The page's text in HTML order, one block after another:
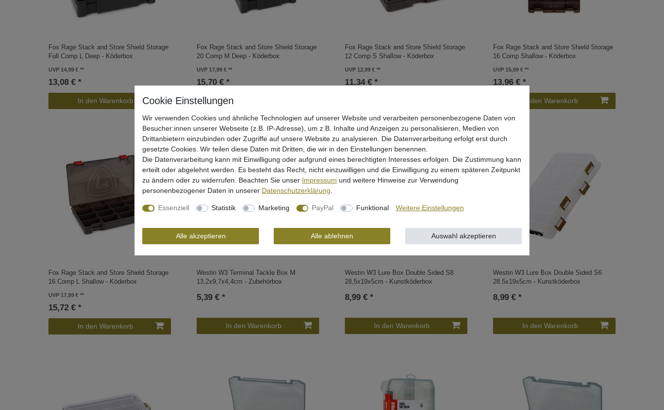
Fox Rage Stack and Store Shield Storage
Full Comp L Deep - Köderbox
UVP 14,99 €
13,08 € *
In den Warenkorb
Fox Rage Stack and Store Shield Storage
20 Comp M Deep - Köderbox
UVP 17,99 €
15,70 € *
In den Warenkorb
Fox Rage Stack and Store Shield Storage
12 Comp S Shallow - Köderbox
UVP 12,99 €
11,34 € *
Fox Rage Stack and Store Shield Storage
16 Comp Shallow - Köderbox
UVP 15,99 €
13,96 € *
In den Warenkorb
Fox Rage Stack and Store Shield Storage
16 Comp L Shallow - Köderbox
UVP 17,99 €
15,72 € *
In den Warenkorb
Westin W3 Terminal Tackle Box M
13,2x9,7x4,4cm - Zubehörbox
5,39 € *
In den Warenkorb
Westin W3 Lure Box Double Sided S8
28,5x19x5cm - Kunstköderbox
8,99 € *
In den Warenkorb
Westin W3 Lure Box Double Sided S6
28.5x19x5cm - Kunstköderbox
8,99 € *
In den Warenkorb
Wir verwenden Cookies und ähnliche Technologien auf unserer Website und verarbeiten personenbezogene Daten von
Besucher:innen unserer Webseite (z.B. IP-Adresse), um z.B. Inhalte und Anzeigen zu personalisieren, Medien von
Drittanbietern einzubinden oder Zugriffe auf unsere Website zu analysieren. Die Datenverarbeitung erfolgt erst durch
gesetzte Cookies. Wir teilen diese Daten mit Dritten, die wir in den Einstellungen benennen.
Die Datenverarbeitung kann mit Einwilligung oder aufgrund eines berechtigten Interesses erfolgen. Die Zustimmung kann
erteilt oder abgelehnt werden. Es besteht das Recht, nicht einzuwilligen und die Einwilligung zu einem späteren Zeitpunkt
zu ändern oder zu widerrufen. Beachten Sie unser Impressum und weitere Hinweise zur Verwendung
personenbezogener Daten in unserer Daten­schutz­erklärung
Essenziell Statistik Marketing PayPal Funktional Weitere Einstellungen
Alle akzeptieren Alle ablehnen Auswahl akzeptieren